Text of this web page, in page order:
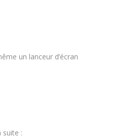
un lanceur d’écran
suite :